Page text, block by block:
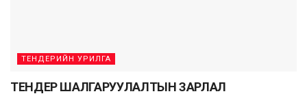
ТЕНДЕРИЙН УРИЛГА
ТЕНДЕР ШАЛГАРУУЛАЛТЫН ЗАРЛАЛ